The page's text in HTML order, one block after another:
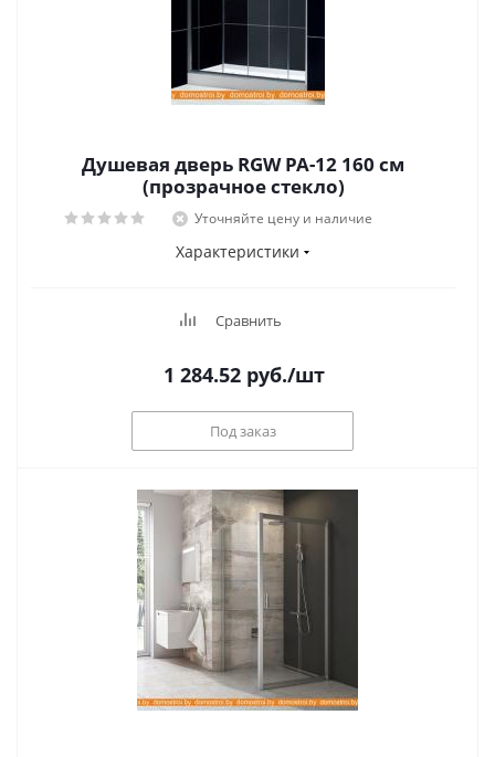
Душевая дверь RGW PA-12 160 см
(прозрачное стекло)
Уточняйте цену и наличие
Характеристики
Сравнить
1 284.52руб./шт
Под заказ